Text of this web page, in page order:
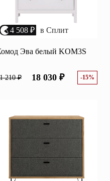
Узкие комоды
4 508 ₽ в Сплит
Эва белый KOM3S
210 ₽ 18 030 ₽ -15%